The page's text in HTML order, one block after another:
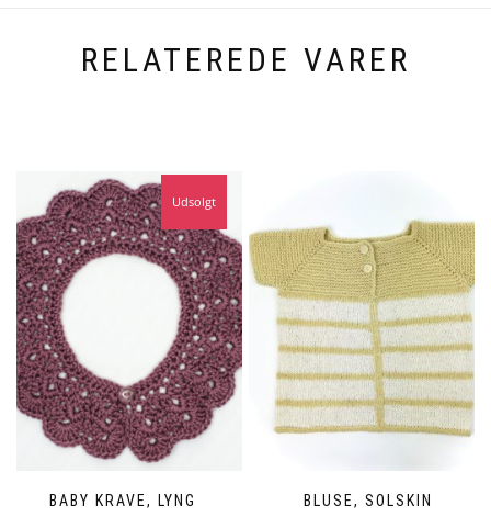
RELATEREDE VARER
BABY KRAVE, LYNG
Udsolgt
BLUSE, SOLSKIN